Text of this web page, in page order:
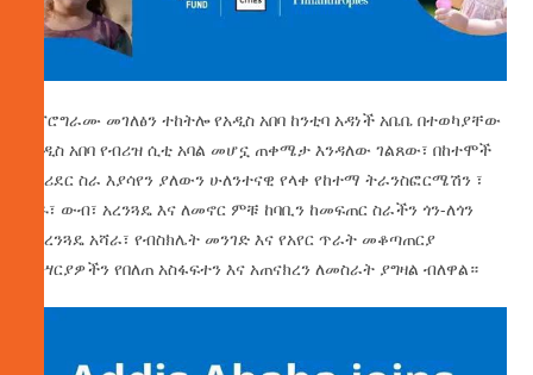
የፕሮግራሙ መገለፅን ተከትሎ የአዲስ አበባ ከንቲባ አዳነች አቤቤ በተወካያቸው
“አዲስ አበባ የብሪዝ ሲቲ አባል መሆኗ ጠቀሜታ እንዳለው ገልጸው፣ በከተሞች
የኮሪደር ስራ እያሳየን ያለውን ሁለንተናዊ የላቀ የከተማ ትራንስፎርሜሽን ፣
ፅዱ፣ ውብ፣ አረንጓዴ እና ለመኖር ምቹ ከባቢን ከመፍጠር ስራችን ጎን-ለጎን
የአረንጓዴ አሻራ፣ የብስክሌት መንገድ እና የአየር ጥራት መቆጣጠርያ
መሣርያዎችን የበለጠ አስፋፍተን እና አጠናክረን ለመስራት ያግዛል ብለዋል።